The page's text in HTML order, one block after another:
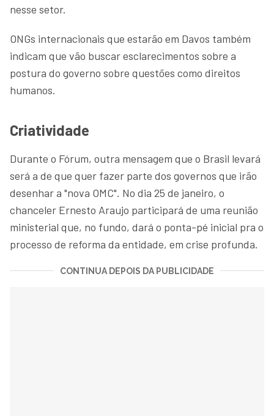
nesse setor.
ONGs internacionais que estarão em Davos também
indicam que vão buscar esclarecimentos sobre a
postura do governo sobre questões como direitos
humanos.
Criatividade
Durante o Fórum, outra mensagem que o Brasil levará
será a de que quer fazer parte dos governos que irão
desenhar a "nova OMC". No dia 25 de janeiro, o
chanceler Ernesto Araujo participará de uma reunião
ministerial que, no fundo, dará o ponta-pé inicial pra o
processo de reforma da entidade, em crise profunda.
CONTINUA DEPOIS DA PUBLICIDADE